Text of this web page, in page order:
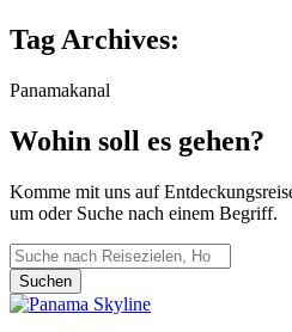
Tag Archives:
Panamakanal
Wohin soll es gehen?
Komme mit uns auf
um oder Suche nach einem Begriff.